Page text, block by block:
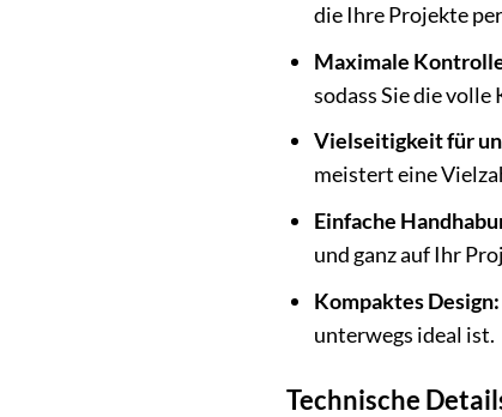
die Ihre Projekte
Maximale
sodass Sie die
Vielseitigkeit für
meistert eine
Einfache
und ganz auf Ihr
Kompaktes Design:
unterwegs ideal ist.
Technische